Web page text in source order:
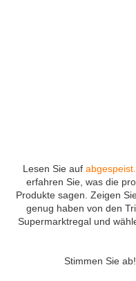
Lesen Sie auf
erfahren Sie, was die
Produkte sagen. Zeigen
genug haben von den
Supermarktregal und
Stimmen Sie